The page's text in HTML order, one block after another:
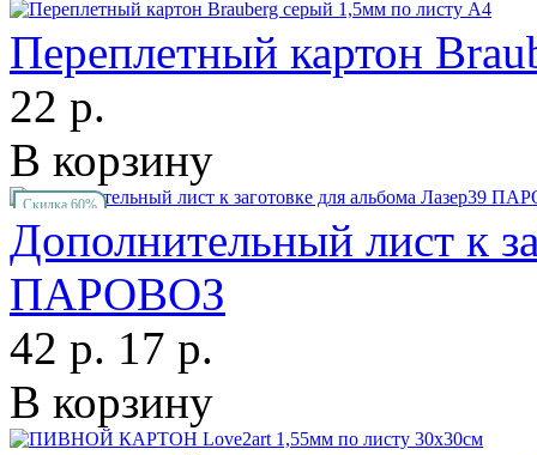
Переплетный картон
22 р.
В корзину
Скидка 60%
Дополнительный лист к
ПАРОВОЗ
42 р. 17 р.
В корзину